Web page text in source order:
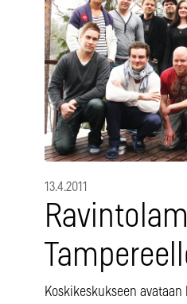
13.4.2011
Koskikeskukseen